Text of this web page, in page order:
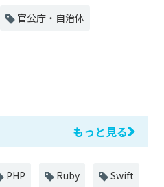
官公庁・自治体
もっと見る
PHP Ruby Swift